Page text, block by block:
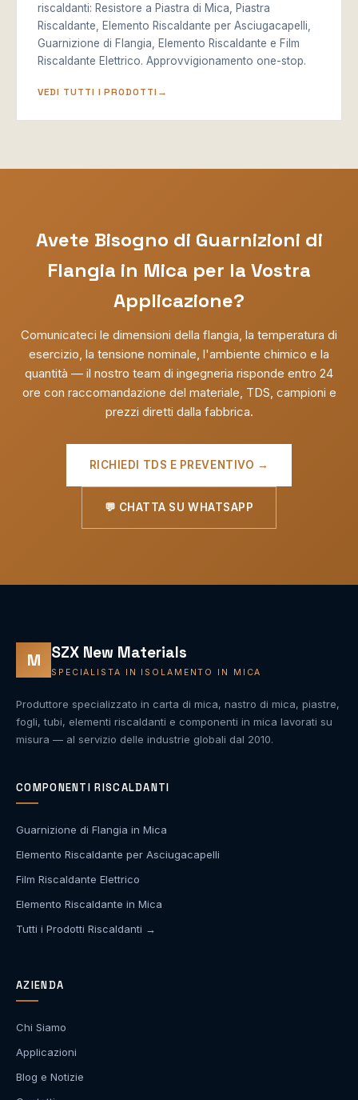
riscaldanti: Resistore a Piastra di Mica, Piastra
Riscaldante, Elemento Riscaldante per Asciugacapelli,
Guarnizione di Flangia, Elemento Riscaldante e Film
Riscaldante Elettrico. Approvvigionamento one-stop.
VEDI TUTTI I PRODOTTI
Avete Bisogno di Guarnizioni di
Flangia in Mica per la Vostra
Applicazione?
Comunicateci le dimensioni della flangia, la temperatura di
esercizio, la tensione nominale, l'ambiente chimico e la
quantità — il nostro team di ingegneria risponde entro 24
ore con raccomandazione del materiale, TDS, campioni e
prezzi diretti dalla fabbrica.
RICHIEDI TDS E PREVENTIVO →
💬 CHATTA SU WHATSAPP
M SZX New Materials
SPECIALISTA IN ISOLAMENTO IN MICA
Produttore specializzato in carta di mica, nastro di mica, piastre,
fogli, tubi, elementi riscaldanti e componenti in mica lavorati su
misura — al servizio delle industrie globali dal 2010.
COMPONENTI RISCALDANTI
Guarnizione di Flangia in Mica
Elemento Riscaldante per Asciugacapelli
Film Riscaldante Elettrico
Elemento Riscaldante in Mica
Tutti i Prodotti Riscaldanti →
AZIENDA
Chi Siamo
Applicazioni
Blog e Notizie